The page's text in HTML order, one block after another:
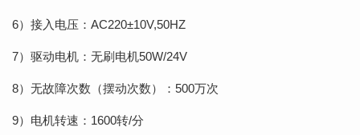
6）接入电压：AC220±10V,50HZ
7）驱动电机：无刷电机50W/24V
8）无故障次数（摆动次数）：500万次
9）电机转速：1600转/分